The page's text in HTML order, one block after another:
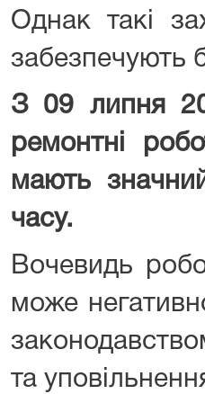
Однак такі
забезпечують
З 09 липня
ремонтні
мають
часу.
Вочевидь
може
та